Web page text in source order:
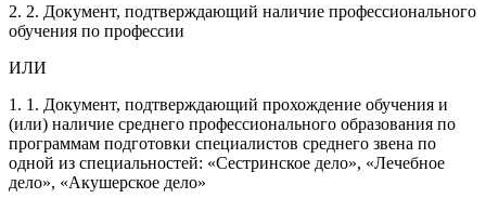
2. 2. Документ, подтверждающий наличие профессионального
обучения по профессии
ИЛИ
1. 1. Документ, подтверждающий прохождение обучения и
(или) наличие среднего профессионального образования по
программам подготовки специалистов среднего звена по
одной из специальностей: «Сестринское дело», «Лечебное
дело», «Акушерское дело»